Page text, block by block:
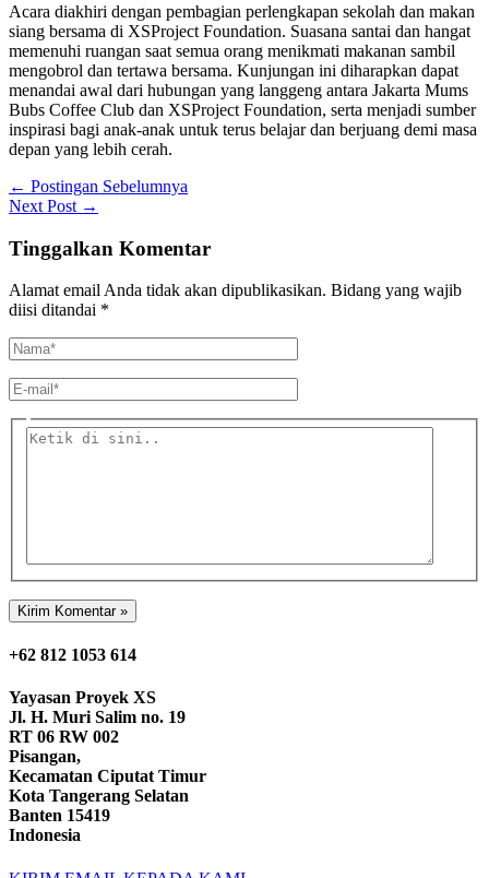
Acara diakhiri dengan pembagian perlengkapan sekolah dan makan
siang bersama di XSProject Foundation. Suasana santai dan hangat
memenuhi ruangan saat semua orang menikmati makanan sambil
mengobrol dan tertawa bersama. Kunjungan ini diharapkan dapat
menandai awal dari hubungan yang langgeng antara Jakarta Mums
Bubs Coffee Club dan XSProject Foundation, serta menjadi sumber
inspirasi bagi anak-anak untuk terus belajar dan berjuang demi masa
depan yang lebih cerah.
← Postingan Sebelumnya
Next Post →
Tinggalkan Komentar
Alamat email Anda tidak akan dipublikasikan. Bidang yang wajib
diisi ditandai *
Nama*
E-
mail*
Ketik
+62 812 1053 614
Yayasan Proyek XS
Jl. H. Muri Salim no. 19
RT 06 RW 002
Pisangan,
Kecamatan Ciputat Timur
Kota Tangerang Selatan
Banten 15419
Indonesia